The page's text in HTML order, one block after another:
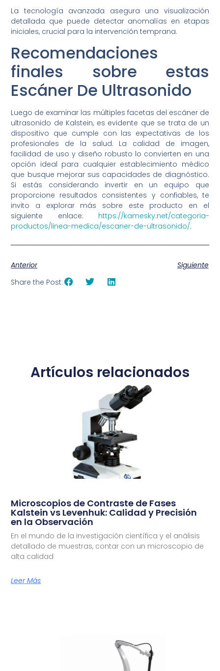
La tecnología avanzada asegura una visualización
detallada que puede detectar anomalías en etapas
iniciales, crucial para la intervención temprana.
Recomendaciones
finales sobre estas
Escáner De Ultrasonido
Luego de examinar las múltiples facetas del escáner de
ultrasonido de Kalstein, es evidente que se trata de un
dispositivo que cumple con las expectativas de los
profesionales de la salud. La calidad de imagen,
facilidad de uso y diseño robusto lo convierten en una
opción ideal para cualquier establecimiento médico
que busque mejorar sus capacidades de diagnóstico.
Si estás considerando invertir en un equipo que
proporcione resultados consistentes y confiables, te
invito a explorar más sobre este producto en el
siguiente enlace: https://kamesky.net/categoria-
productos/linea-medica/escaner-de-ultrasonido/.
Anterior
Siguiente
Share the Post:
Artículos relacionados
Microscopios de Contraste de Fases
Kalstein vs Levenhuk: Calidad y Precisión
en la Observación
En el mundo de la investigación científica y el análisis
detallado de muestras, contar con un microscopio de
alta calidad
Leer Más